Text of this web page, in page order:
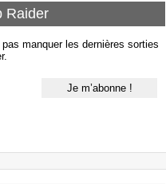
Raider
manquer les dernières sorties